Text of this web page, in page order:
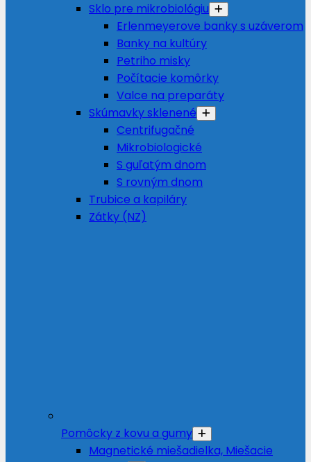
Sklo pre mikrobiológiu
Erlenmeyerove banky s uzáverom
Banky na kultúry
Petriho misky
Počítacie komôrky
Valce na preparáty
Skúmavky sklenené
Centrifugačné
Mikrobiologické
S guľatým dnom
S rovným dnom
Trubice a kapiláry
Zátky (NZ)
Pomôcky z kovu a gumy
Magnetické miešadielka, Miešacie